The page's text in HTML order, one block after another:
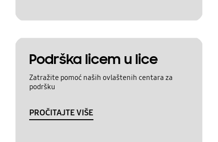
Podrška licem u lice
Zatražite pomoć naših ovlaštenih centara za
podršku
PROČITAJTE VIŠE